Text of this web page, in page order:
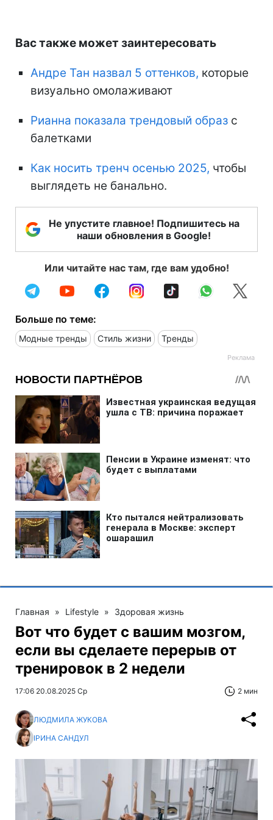
Вас также может заинтересовать
Андре Тан назвал 5 оттенков, которые
визуально омолаживают
Рианна показала трендовый образ с
балетками
Как носить тренч осенью 2025, чтобы
выглядеть не банально.
Не упустите главное! Подпишитесь на
наши обновления в Google!
Или читайте нас там, где вам удобно!
Больше по теме:
Модные тренды Стиль жизни Тренды
Главная » Lifestyle » Здоровая жизнь
Вот что будет с вашим мозгом,
если вы сделаете перерыв от
тренировок в 2 недели
17:06 20.08.2025 Ср 2 мин
ЛЮДМИЛА ЖУКОВА
ІРИНА САНДУЛ